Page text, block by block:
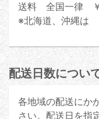
送料 全国一律 ￥
※北海道、沖縄は
配送日数につい
各地域の配送にか
さい。配送日を指